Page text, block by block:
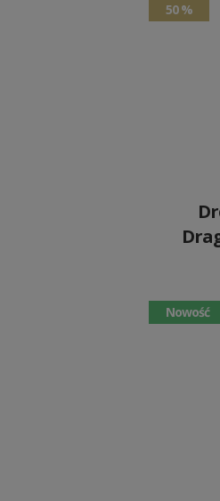
50 %
Nowość